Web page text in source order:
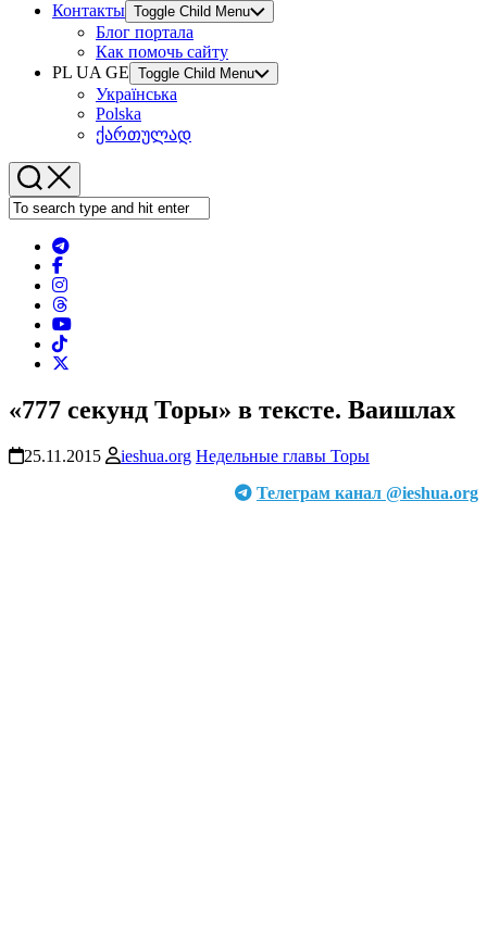
Контакты Toggle Child Menu
Блог портала
Как помочь сайту
PL UA GE Toggle Child Menu
Українська
Polska
ქართულად
«777 секунд Торы» в тексте. Ваишлах
25.11.2015 ieshua.org Недельные главы Торы
Телеграм канал @ieshua.org